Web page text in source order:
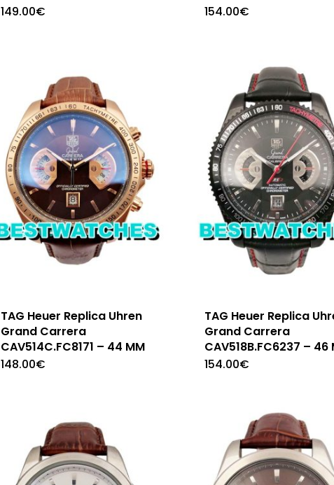
149.00€
154.00€
TAG Heuer Replica Uhren
Grand Carrera
CAV514C.FC8171 – 44 MM
148.00€
TAG Heuer Replica
Grand Carrera
CAV518B.FC6237 – 46
154.00€